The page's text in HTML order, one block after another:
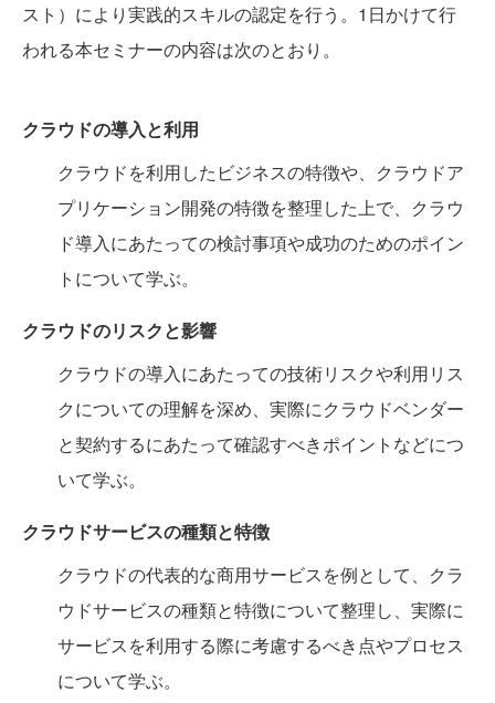
スト）により実践的スキルの認定を行う。1日かけて行
われる本セミナーの内容は次のとおり。
クラウドの導入と利用
クラウドを利用したビジネスの特徴や、クラウドア
プリケーション開発の特徴を整理した上で、クラウ
ド導入にあたっての検討事項や成功のためのポイン
トについて学ぶ。
クラウドのリスクと影響
クラウドの導入にあたっての技術リスクや利用リス
クについての理解を深め、実際にクラウドベンダー
と契約するにあたって確認すべきポイントなどにつ
いて学ぶ。
クラウドサービスの種類と特徴
クラウドの代表的な商用サービスを例として、クラ
ウドサービスの種類と特徴について整理し、実際に
サービスを利用する際に考慮するべき点やプロセス
について学ぶ。